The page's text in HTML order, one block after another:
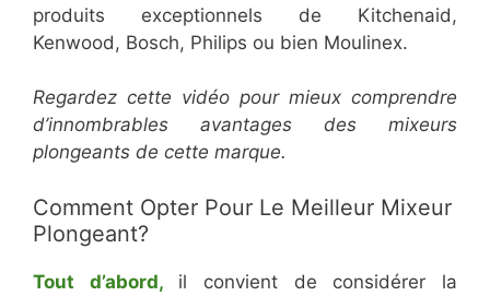
produits exceptionnels de Kitchenaid,
Kenwood, Bosch, Philips ou bien Moulinex.
Regardez cette vidéo pour mieux comprendre
d’innombrables avantages des mixeurs
plongeants de cette marque.
Comment Opter Pour Le Meilleur Mixeur
Plongeant?
Tout d’abord, il convient de considérer la